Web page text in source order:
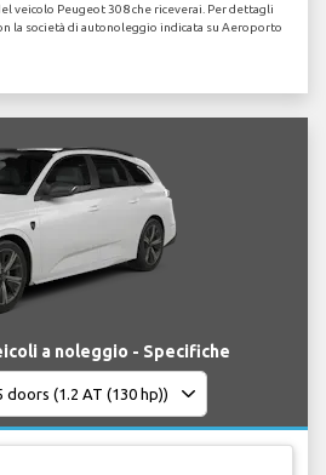
veicolo Peugeot 308 che riceverai. Per dettagli
la società di autonoleggio indicata su Aeroporto
a noleggio - Specifiche